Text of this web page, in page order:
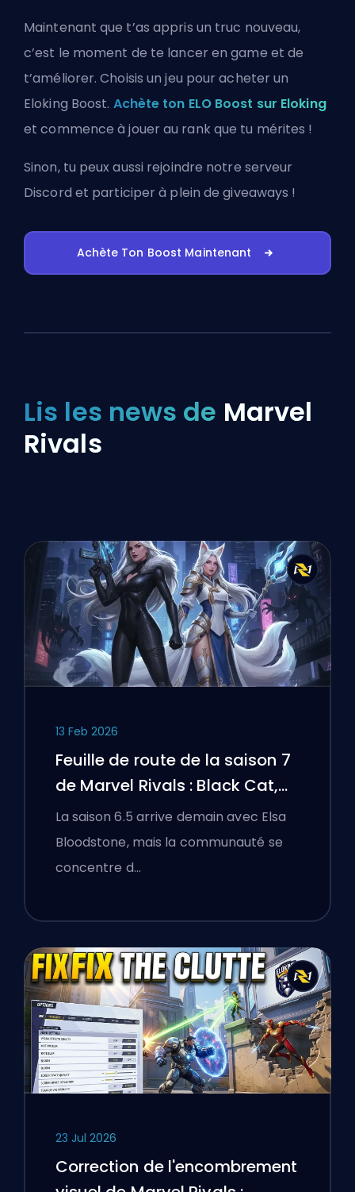
Maintenant que t’as appris un truc nouveau,
c’est le moment de te lancer en game et de
t’améliorer. Choisis un jeu pour acheter un
Eloking Boost. Achète ton ELO Boost sur Eloking
et commence à jouer au rank que tu mérites !
Sinon, tu peux aussi rejoindre notre serveur
Discord et participer à plein de giveaways !
Achète Ton Boost Maintenant
Lis les news de Marvel
Rivals
13 Feb 2026
Feuille de route de la saison 7
de Marvel Rivals : Black Cat,
White Fox, et l'événement
Monsters Take Manhattan
La saison 6.5 arrive demain avec Elsa
Bloodstone, mais la communauté se
concentre d…
23 Jul 2026
Correction de l'encombrement